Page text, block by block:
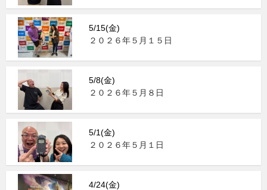
5/15(金)
２０２６年５月１５日
5/8(金)
２０２６年５月８日
5/1(金)
２０２６年５月１日
4/24(金)